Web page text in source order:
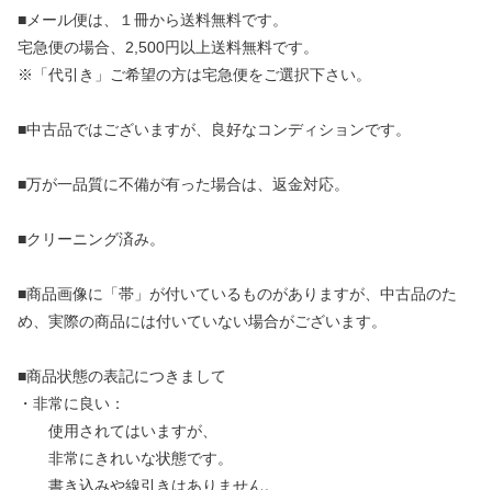
■メール便は、１冊から送料無料です。
宅急便の場合、2,500円以上送料無料です。
※「代引き」ご希望の方は宅急便をご選択下さい。
■中古品ではございますが、良好なコンディションです。
■万が一品質に不備が有った場合は、返金対応。
■クリーニング済み。
■商品画像に「帯」が付いているものがありますが、中古品のた
め、実際の商品には付いていない場合がございます。
■商品状態の表記につきまして
・非常に良い：
使用されてはいますが、
非常にきれいな状態です。
書き込みや線引きはありません。